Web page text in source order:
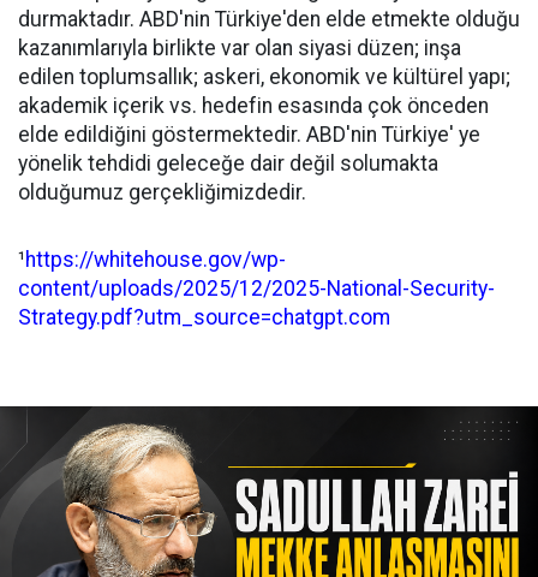
durmaktadır. ABD'nin Türkiye'den elde etmekte olduğu
kazanımlarıyla birlikte var olan siyasi düzen; inşa
edilen toplumsallık; askeri, ekonomik ve kültürel yapı;
akademik içerik vs. hedefin esasında çok önceden
elde edildiğini göstermektedir. ABD'nin Türkiye' ye
yönelik tehdidi geleceğe dair değil solumakta
olduğumuz gerçekliğimizdedir.
¹ https://whitehouse.gov/wp-
content/uploads/2025/12/2025-National-Security-
Strategy.pdf?utm_source=chatgpt.com